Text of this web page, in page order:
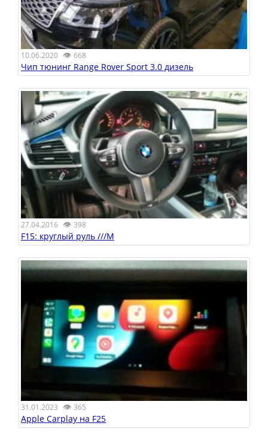
10.06.2020 👁 668
Чип тюнинг Range Rover Sport 3.0 дизель
27.04.2016 👁 398
F15: круглый руль ///M
31.01.2023 👁 365
Apple Carplay на F25